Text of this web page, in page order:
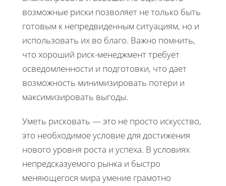
возможные риски позволяет не только быть
готовым к непредвиденным ситуациям, но и
использовать их во благо. Важно помнить,
что хороший риск-менеджмент требует
осведомленности и подготовки, что дает
возможность минимизировать потери и
максимизировать выгоды.
Уметь рисковать — это не просто искусство,
это необходимое условие для достижения
нового уровня роста и успеха. В условиях
непредсказуемого рынка и быстро
меняющегося мира умение грамотно